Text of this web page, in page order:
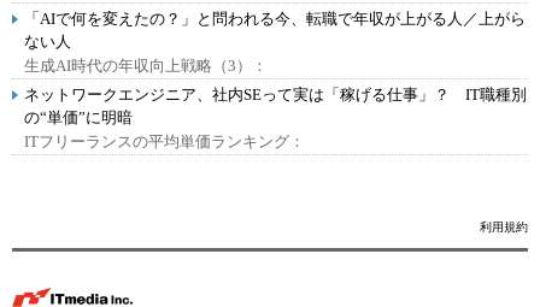
「AIで何を変えたの？」と問われる今、転職で年収が上がる人／上がら
ない人
生成AI時代の年収向上戦略（3）：
ネットワークエンジニア、社内SEって実は「稼げる仕事」？ IT職種別
の“単価”に明暗
ITフリーランスの平均単価ランキング：
利用規約